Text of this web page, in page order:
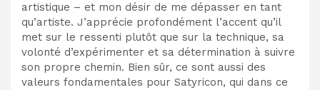
artistique – et mon désir de me dépasser en tant
qu’artiste. J’apprécie profondément l’accent qu’il
met sur le ressenti plutôt que sur la technique, sa
volonté d’expérimenter et sa détermination à suivre
son propre chemin. Bien sûr, ce sont aussi des
valeurs fondamentales pour Satyricon, qui dans ce